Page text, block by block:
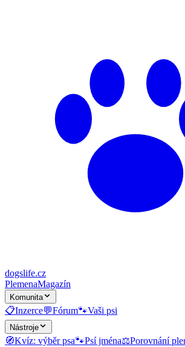
dogslife.cz
PlemenaMagazín
Komunita
📋Inzerce💬Fórum🐾Vaši psi
Nástroje
🧭Kvíz: výběr psa🐾Psí jména⚖️Porovnání